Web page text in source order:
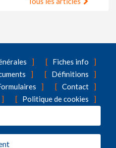
Fiches info
Définitions
Contact
Politique de cookies